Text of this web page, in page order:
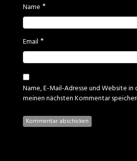
Name *
Email *
Name, E-Mail-Adresse und Website in
meinen nächsten Kommentar